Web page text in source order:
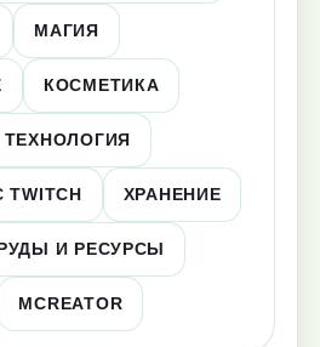
МАГИЯ
КОСМЕТИКА
ТЕХНОЛОГИЯ
ХРАНЕНИЕ
И РЕСУРСЫ
MCREATOR